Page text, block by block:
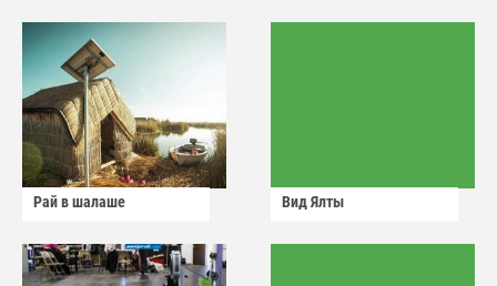
Рай в шалаше Вид Ялты